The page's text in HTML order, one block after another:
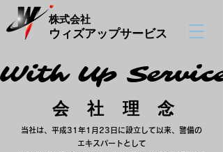
株式会社
​ウィズアップサービス
Up Service
Up Service
会 社 理 念
当社は、平成31年1月23日に設立して以来、警備の
エキスパートとして